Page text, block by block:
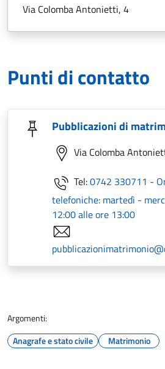
Via Colomba Antonietti, 4
Punti di contatto
Pubblicazioni di
Via Colomba
Tel:0742 330711 -
telefoniche: martedì -
12:00 alle ore 13:00
Argomenti:
Anagrafe e stato civile
Matrimonio